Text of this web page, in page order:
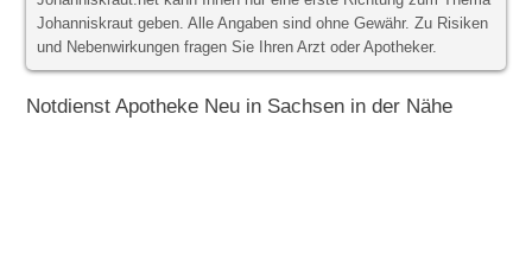
Johanniskraut geben. Alle Angaben sind ohne Gewähr. Zu Risiken
und Nebenwirkungen fragen Sie Ihren Arzt oder Apotheker.
Notdienst Apotheke Neu in Sachsen in der Nähe